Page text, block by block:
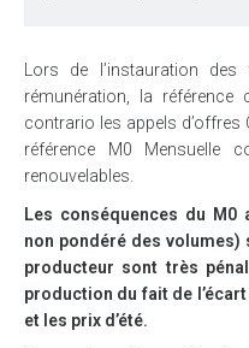
Lors de l’instauration
rémunération, la
contrario les appels
référence M0 Mensuelle
renouvelables.
Les conséquences du M0
non pondéré des
producteur sont très
production du fait de
et les prix d’été.